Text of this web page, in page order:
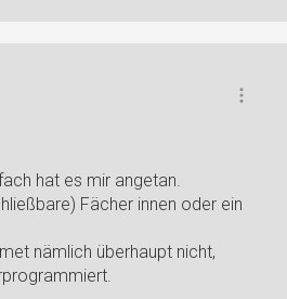
hat es mir angetan.
Fächer innen oder ein
nämlich überhaupt nicht,